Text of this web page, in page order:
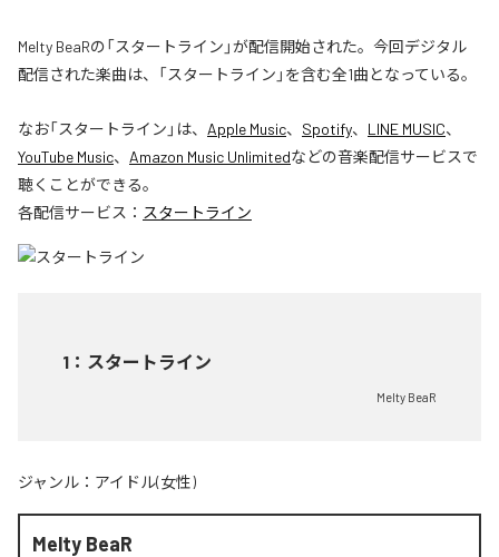
Melty BeaRの「スタートライン」が配信開始された。今回デジタル
配信された楽曲は、「スタートライン」を含む全1曲となっている。
なお「スタートライン 」は、 Apple Music、 Spotify、 LINE MUSIC、
YouTube Music、 Amazon Music Unlimitedなどの音楽配信サービスで
聴くことができる。
各配信サービス： スタートライン
1 ： スタートライン
Melty BeaR
ジャンル： アイドル(女性)
Melty BeaR